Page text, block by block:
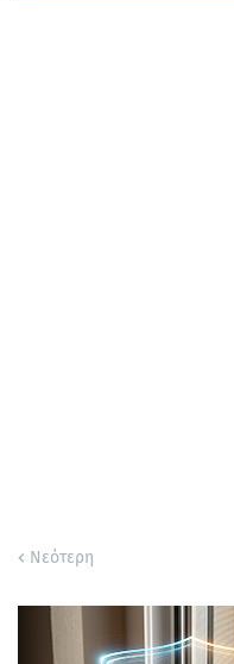
Νεότερη